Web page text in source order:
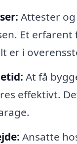
Attester
Et
er i
At få
effektivt.
Ansatte